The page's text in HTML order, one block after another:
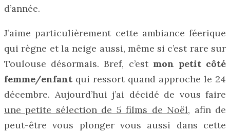
d’année.
J’aime particulièrement cette ambiance féerique
qui règne et la neige aussi, même si c’est rare sur
Toulouse désormais. Bref, c’est mon petit côté
femme/enfant qui ressort quand approche le 24
décembre. Aujourd’hui j’ai décidé de vous faire
une petite sélection de 5 films de Noël, afin de
peut-être vous plonger vous aussi dans cette